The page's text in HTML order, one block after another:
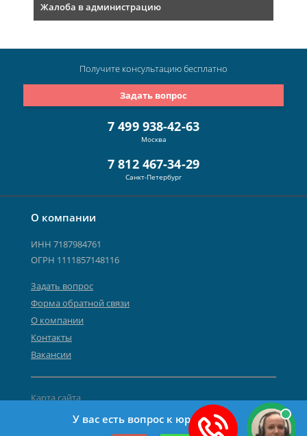
Жалоба в администрацию
О компании
ИНН 7187984761
ОГРН 1111857148116
Задать вопрос
Форма обратной связи
О компании
Контакты
Вакансии
Карта сайта
Политика персональных данных
7 499 938-42-63
Москва
7 812 467-34-29
Санкт-Петербург
Задать вопрос
Получите консультациюбесплатно
У вас есть вопрос к юристу?